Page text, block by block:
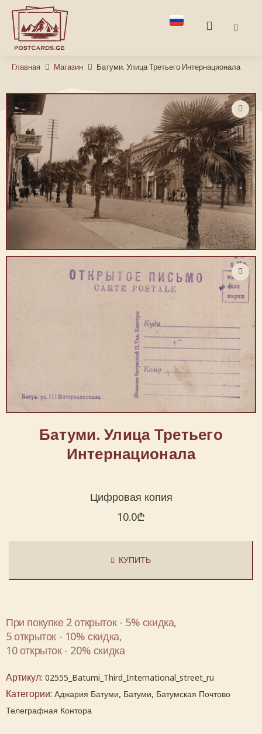
Главная Магазин Батуми. Улица Третьего Интернационала
Батуми. Улица Третьего
Интернационала
Цифровая копия
10.0₾
КУПИТЬ
При покупке 2 открыток - 5% скидка,
5 открыток - 10% скидка,
10 открыток - 20% скидка
Артикул: 02555_Batumi_Third_International_street_ru
Категории: Аджария Батуми, Батуми, Батумская Почтово
Телеграфная Контора